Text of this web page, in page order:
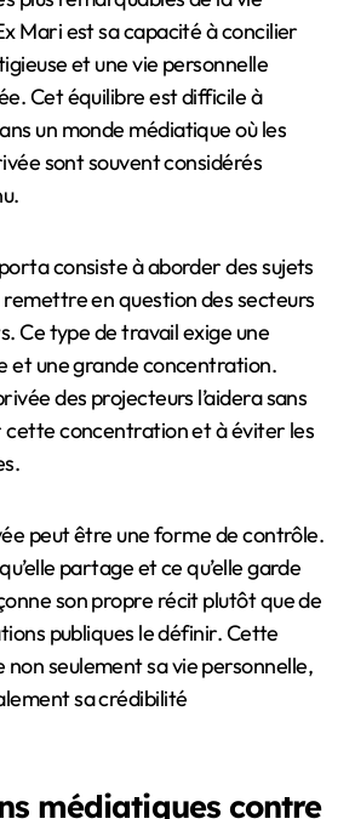
Mari est sa capacité à concilier
et une vie personnelle
Cet équilibre est difficile à
un monde médiatique où les
sont souvent considérés
consiste à aborder des sujets
en question des secteurs
Ce type de travail exige une
et une grande concentration.
des projecteurs l’aidera sans
concentration et à éviter les
peut être une forme de contrôle.
partage et ce qu’elle garde
son propre récit plutôt que de
publiques le définir. Cette
seulement sa vie personnelle,
sa crédibilité
médiatiques contre